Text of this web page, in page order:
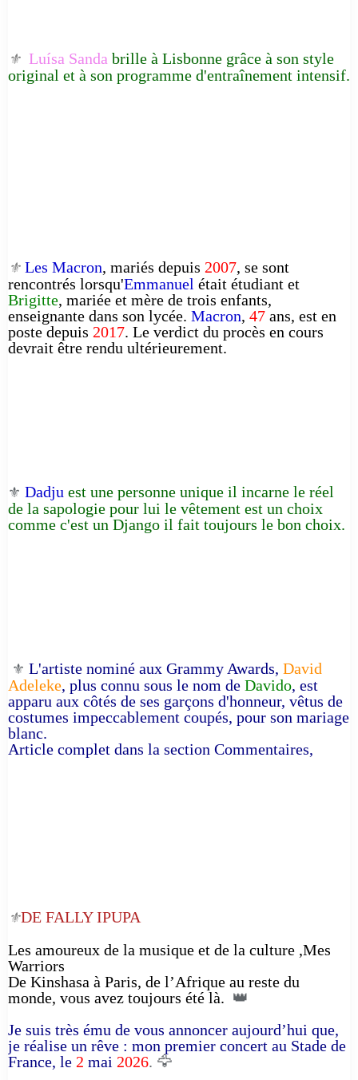
⚜️ Luísa Sanda brille à Lisbonne grâce à son style
original et à son programme d'entraînement intensif.
⚜️ Les Macron, mariés depuis 2007, se sont
rencontrés lorsqu'Emmanuel était étudiant et
Brigitte, mariée et mère de trois enfants,
enseignante dans son lycée. Macron, 47 ans, est en
poste depuis 2017. Le verdict du procès en cours
devrait être rendu ultérieurement.
⚜️ Dadju est une personne unique il incarne le réel
de la sapologie pour lui le vêtement est un choix
comme c'est un Django il fait toujours le bon choix.
⚜️ L'artiste nominé aux Grammy Awards, David
Adeleke, plus connu sous le nom de Davido, est
apparu aux côtés de ses garçons d'honneur, vêtus de
costumes impeccablement coupés, pour son mariage
blanc.
Article complet dans la section Commentaires,
⚜️DE FALLY IPUPA
Les amoureux de la musique et de la culture ,Mes
Warriors
De Kinshasa à Paris, de l’Afrique au reste du
monde, vous avez toujours été là. 👑
Je suis très ému de vous annoncer aujourd’hui que,
je réalise un rêve : mon premier concert au Stade de
France, le 2 mai 2026. 🦅